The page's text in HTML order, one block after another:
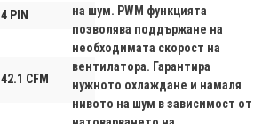
4 PIN
42.1 CFM
на шум. PWM функцията
позволява поддържане на
необходимата скорост на
вентилатора. Гарантира
нужното охлаждане и намаля
нивото на шум в зависимост от